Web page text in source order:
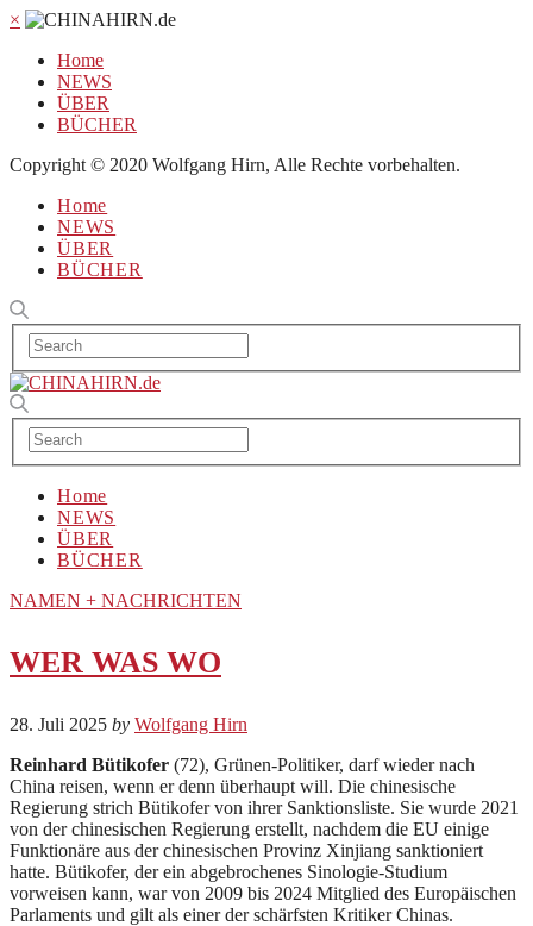
×
Home
NEWS
ÜBER
BÜCHER
Copyright © 2020 Wolfgang Hirn, Alle Rechte vorbehalten.
Home
NEWS
ÜBER
BÜCHER
Home
NEWS
ÜBER
BÜCHER
NAMEN + NACHRICHTEN
WER WAS WO
28. Juli 2025 by Wolfgang Hirn
Reinhard Bütikofer (72), Grünen-Politiker, darf wieder nach
China reisen, wenn er denn überhaupt will. Die chinesische
Regierung strich Bütikofer von ihrer Sanktionsliste. Sie wurde 2021
von der chinesischen Regierung erstellt, nachdem die EU einige
Funktionäre aus der chinesischen Provinz Xinjiang sanktioniert
hatte. Bütikofer, der ein abgebrochenes Sinologie-Studium
vorweisen kann, war von 2009 bis 2024 Mitglied des Europäischen
Parlaments und gilt als einer der schärfsten Kritiker Chinas.